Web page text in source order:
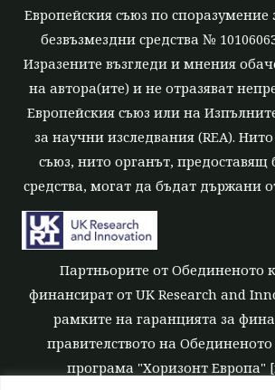
Европейския съюз по споразумение
безвъзмездни средства №
Изразените възгледи и мнения
на автора(ите) и не отразяват
Европейския съюз или на
за научни изследвания (REA).
съюз, нито органът, предоставящ
средства, могат да бъдат държани
Партньорите от Обединеното
финансират от UK Research and
рамките на гаранцията за
правителството на Обединеното
програма "Хоризонт Европа"